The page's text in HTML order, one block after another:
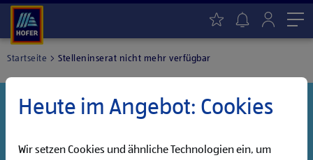
Startseite Stelleninserat nicht mehr verfügbar
haben noch weitere Jobs, die auf dich warten!
Danke für dein Interesse!
Heute im Angebot: Cookies
Wir setzen Cookies und ähnliche Technologien ein, um